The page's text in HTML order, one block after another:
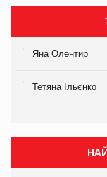
Яна Олентир
Тетяна Ільєнко